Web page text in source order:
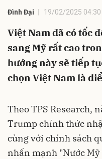
Đình Đại 19/02/2025 04:30
Việt Nam đã có tốc
sang Mỹ rất cao
hướng này sẽ tiếp
chọn Việt Nam là
Theo TPS Research,
Trump chính thức
cùng với chính sách
nhấn mạnh "Nước